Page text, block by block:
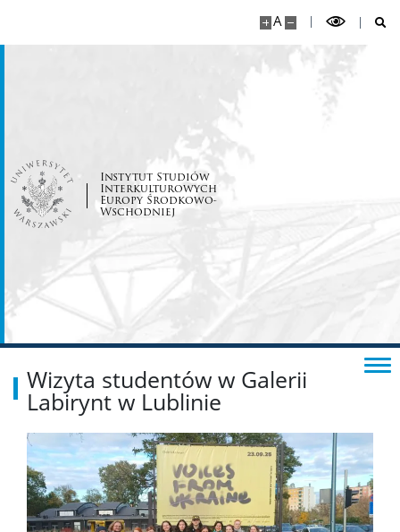
A
Instytut Studiów
Interkulturowych
Europy Środkowo-
Wschodniej
Aktywność studencka
Wsparcie socjalne
KANDYDACI
Internetowa Rekrutacja Kandydatów
EŚWblog
NAWA Promocja języka Polskiego
Program “Nie tylko Chopin…”
Wizyta studentów w Galerii
Labirynt w Lublinie